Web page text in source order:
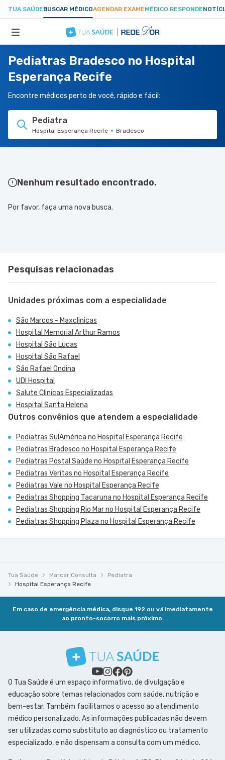
TUA SAÚDEBUSCAR MÉDICOAGENDAR EXAMEMÉDICO RESPONDE
ESPECIALIDADES
HOSPITAIS
TUASAUDE.COM
Pediatras Bradesco no Hospital
Esperança Recife
Encontre médicos perto de você, rápido e fácil:
Pediatra
Hospital Esperança Recife Bradesco
Nenhum resultado encontrado.
Por favor, faça uma nova busca.
Pesquisas relacionadas
Unidades próximas com a especialidade
São Marcos - Maxclinicas
Hospital Memorial Arthur Ramos
Hospital São Lucas
Hospital São Rafael
São Rafael Ondina
UDI Hospital
Salute Clinicas Especializadas
Hospital Santa Helena
Outros convênios que atendem a especialidade
Pediatras SulAmérica no Hospital Esperança Recife
Pediatras Bradesco no Hospital Esperança Recife
Pediatras Postal Saúde no Hospital Esperança Recife
Pediatras Veritas no Hospital Esperança Recife
Pediatras Vale no Hospital Esperança Recife
Pediatras Shopping Tacaruna no Hospital Esperança Recife
Pediatras Shopping Rio Mar no Hospital Esperança Recife
Pediatras Shopping Plaza no Hospital Esperança Recife
Tua Saúde Marcar Consulta
Pediatra
Hospital Esperança Recife
Em caso de emergência médica, disque 192 ou vá imediatamente
ao pronto-socorro mais próximo.
O Tua Saúde é um espaço informativo, de divulgação e
educação sobre temas relacionados com saúde, nutrição e
bem-estar. Também facilitamos o acesso ao atendimento
médico personalizado. As informações publicadas não devem
ser utilizadas como substituto ao diagnóstico ou tratamento
especializado, e não dispensam a consulta com um médico.